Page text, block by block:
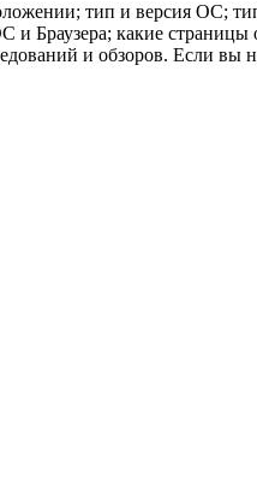
тип и версия ОС;
и Браузера; какие
и обзоров. Если